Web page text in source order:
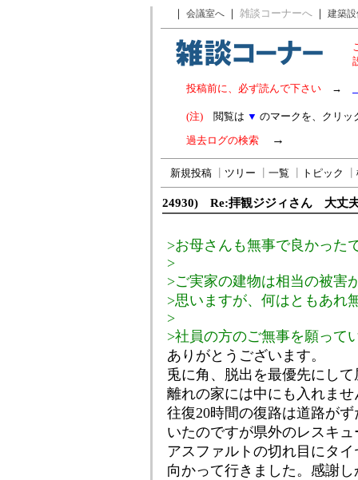
｜ 会議室へ ｜ 雑談コーナーへ ｜ 建築
投稿前に、必ず読んで下さい →
(注) 閲覧は ▼ のマークを、クリッ
過去ログの検索 →
新規投稿 ツリー 一覧 トピック
24930) Re:拝観ジジィさん 大丈
>お母さんも無事で良かった
>
>ご実家の建物は相当の被害
>思いますが、何はともあれ
>
>社員の方のご無事を願って
ありがとうございます。
兎に角、脱出を最優先にし
離れの家には中にも入れま
往復20時間の復路は道路が
いたのですが県外のレスキ
アスファルトの切れ目にタ
向かって行きました。感謝